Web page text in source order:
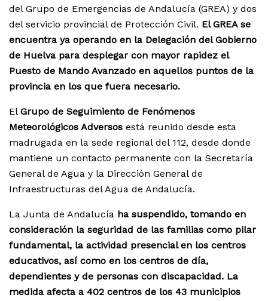
del Grupo de Emergencias de Andalucía (GREA) y dos
del servicio provincial de Protección Civil. El GREA se
encuentra ya operando en la Delegación del Gobierno
de Huelva para desplegar con mayor rapidez el
Puesto de Mando Avanzado en aquellos puntos de la
provincia en los que fuera necesario.
El Grupo de Seguimiento de Fenómenos
Meteorológicos Adversos está reunido desde esta
madrugada en la sede regional del 112, desde donde
mantiene un contacto permanente con la Secretaría
General de Agua y la Dirección General de
Infraestructuras del Agua de Andalucía.
La Junta de Andalucía ha suspendido, tomando en
consideración la seguridad de las familias como pilar
fundamental, la actividad presencial en los centros
educativos, así como en los centros de día,
dependientes y de personas con discapacidad. La
medida afecta a 402 centros de los 43 municipios